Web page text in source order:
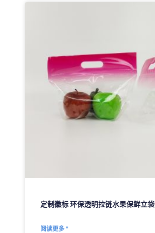
定制徽标 环保透明拉链水果保鲜立袋
阅读更多 "